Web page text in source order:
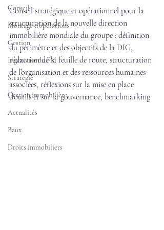
Conseil
Montage d'opérations
Gestion
Ingénierie du FM
Stratégie
Gestion immobilière
Actualités
Baux
Droits immobiliers
Conseil stratégique et opérationnel pour la
structuration de la nouvelle direction
immobilière mondiale du groupe : définition
du périmètre et des objectifs de la DIG,
rédaction de la feuille de route, structuration
de l’organisation et des ressources humaines
associées, réflexions sur la mise en place
d’outils et sur la gouvernance, benchmarking.